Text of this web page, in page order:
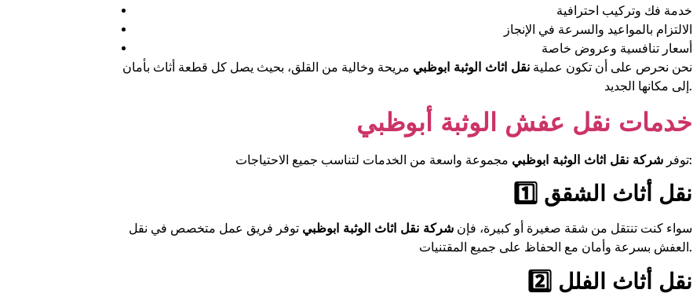
خدمة فك وتركيب احترافية
الالتزام بالمواعيد والسرعة في الإنجاز
أسعار تنافسية وعروض خاصة
نحن نحرص على أن تكون عملية نقل اثاث الوثبة ابوظبي مريحة وخالية من القلق، بحيث يصل كل قطعة أثاث بأمان
إلى مكانها الجديد.
خدمات نقل عفش الوثبة أبوظبي
توفر شركة نقل اثاث الوثبة ابوظبي مجموعة واسعة من الخدمات لتناسب جميع الاحتياجات:
1️⃣ نقل أثاث الشقق
سواء كنت تنتقل من شقة صغيرة أو كبيرة، فإن شركة نقل اثاث الوثبة ابوظبي توفر فريق عمل متخصص في نقل
العفش بسرعة وأمان مع الحفاظ على جميع المقتنيات.
2️⃣ نقل أثاث الفلل